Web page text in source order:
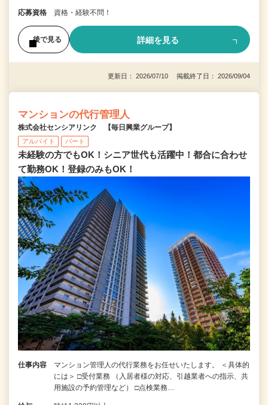
応募資格 資格・経験不問！
後で見る 詳細を見る
更新日： 2026/07/10 掲載終了日： 2026/09/04
マンションの代行管理人
株式会社センシアリンク 【毎日興業グループ】
アルバイト パート
未経験の方でもOK！シニア世代も活躍中！都合に合わせ
て勤務OK！登録のみもOK！
仕事内容
マンション管理人の代行業務をお任せいたします。 ＜具体的
には＞ □受付業務 （入居者様の対応、引越業者への指示、共
用施設の予約管理など） □点検業務…